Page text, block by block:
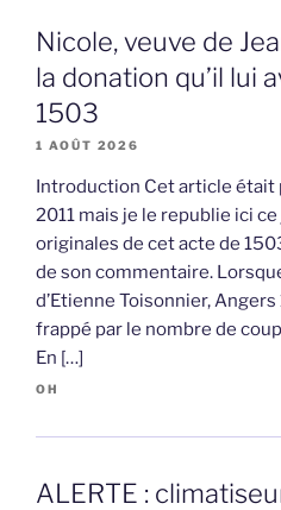
Nicole, veuve de
la donation qu’il lui
1503
1 AOÛT 2026
Introduction Cet article était
2011 mais je le republie ici
originales de cet acte de
de son commentaire.
d’Etienne Toisonnier, Angers
frappé par le nombre de
En […]
OH
ALERTE :